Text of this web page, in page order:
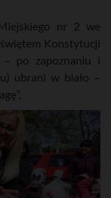
nr 2 we
Konstytucji
– po zapoznaniu i
ubrani w biało –